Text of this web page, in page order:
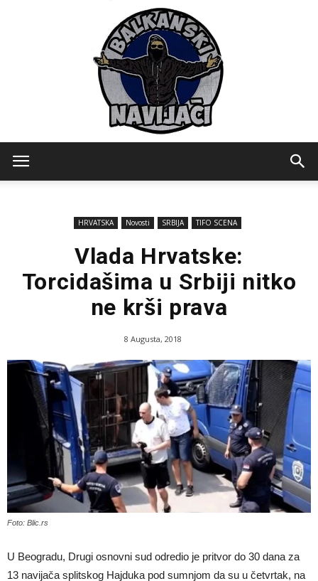
HRVATSKA Novosti SRBIJA TIFO SCENA
Vlada Hrvatske:
Torcidašima u Srbiji nitko
ne krši prava
8 Augusta, 2018
Foto: Blic.rs
U Beogradu, Drugi osnovni sud odredio je pritvor do 30 dana za
13 navijača splitskog Hajduka pod sumnjom da su u četvrtak, na